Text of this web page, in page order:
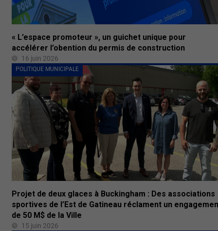
« L’espace promoteur », un guichet unique pour
accélérer l’obention du permis de construction
16 juin 2026
POLITIQUE MUNICIPALE
Projet de deux glaces à Buckingham : Des associations
sportives de l’Est de Gatineau réclament un
de 50 M$ de la Ville
15 juin 2026